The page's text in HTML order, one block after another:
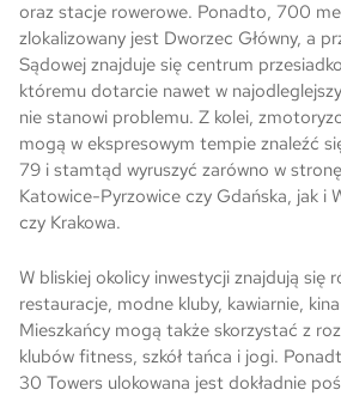
oraz stacje rowerowe. Ponadto, 700
zlokalizowany jest Dworzec Główny, a
Sądowej znajduje się centrum
któremu dotarcie nawet w
nie stanowi problemu. Z kolei,
mogą w ekspresowym tempie znaleźć
79 i stamtąd wyruszyć zarówno w
Katowice-Pyrzowice czy Gdańska, jak i
czy Krakowa.
W bliskiej okolicy inwestycji znajdują się
restauracje, modne kluby, kawiarnie,
Mieszkańcy mogą także skorzystać z
klubów fitness, szkół tańca i jogi.
30 Towers ulokowana jest dokładnie